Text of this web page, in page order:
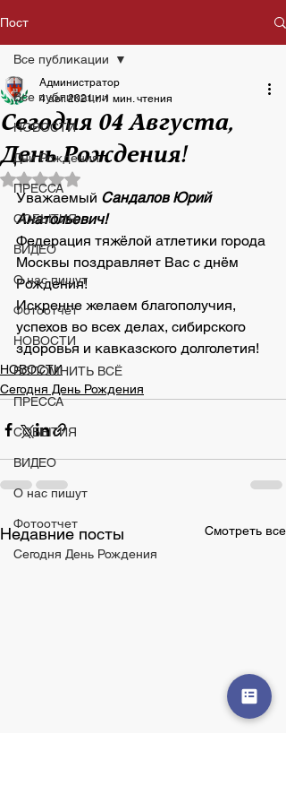
Пост
Все публикации
НОВОСТИ
Дни Рождения
ПРЕССА
СОБЫТИЯ
ВИДЕО
О нас пишут
Фотоотчет
НОВОСТИ
ВСПОМНИТЬ ВСЁ
ПРЕССА
СОБЫТИЯ
ВИДЕО
О нас пишут
Фотоотчет
Сегодня День Рождения
Все публикации
Сегодня 04 Августа,
День Рождения!
Администратор
4 авг. 2021 г. 1 мин. чтения
Оценка: не число из 5 звезд.
Уважаемый Сандалов Юрий
Анатольевич!
Федерация тяжёлой атлетики города
Москвы поздравляет Вас с днём
Рождения!
Искренне желаем благополучия,
успехов во всех делах, сибирского
здоровья и кавказского долголетия!
НОВОСТИ
Сегодня День Рождения
Недавние посты Смотреть все